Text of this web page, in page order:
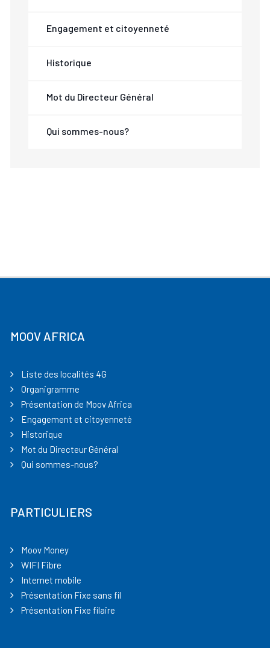
Engagement et citoyenneté
Historique
Mot du Directeur Général
Qui sommes-nous?
MOOV AFRICA
Liste des localités 4G
Organigramme
Présentation de Moov Africa
Engagement et citoyenneté
Historique
Mot du Directeur Général
Qui sommes-nous?
PARTICULIERS
Moov Money
WIFI Fibre
Internet mobile
Présentation Fixe sans fil
Présentation Fixe filaire